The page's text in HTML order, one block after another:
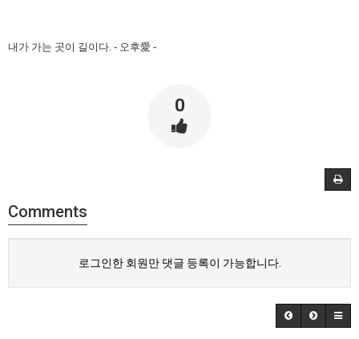
내가 가는 곳이 길이다. - 오후愛 -​
0
Comments
로그인한 회원만 댓글 등록이 가능합니다.